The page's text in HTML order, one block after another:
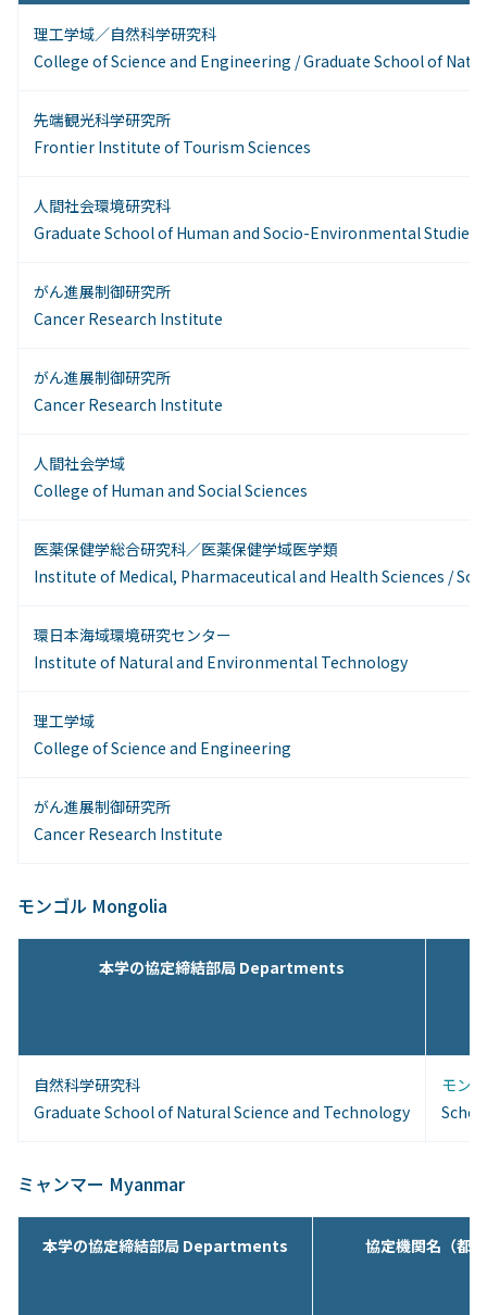
理工学域／自然科学研究科
College of Science and Engineering / Graduate School of
先端観光科学研究所
Frontier Institute of Tourism Sciences
人間社会環境研究科
Graduate School of Human and Socio-Environmental Studies
がん進展制御研究所
Cancer Research Institute
がん進展制御研究所
Cancer Research Institute
人間社会学域
College of Human and Social Sciences
医薬保健学総合研究科／医薬保健学域医学類
Institute of Medical, Pharmaceutical and Health Sciences /
環日本海域環境研究センター
Institute of Natural and Environmental Technology
理工学域
College of Science and Engineering
がん進展制御研究所
Cancer Research Institute
モンゴル Mongolia
本学の協定締結部局 Departments
自然科学研究科
Graduate School of Natural Science and Technology
モン
ミャンマー Myanmar
本学の協定締結部局 Departments 協定機関名（